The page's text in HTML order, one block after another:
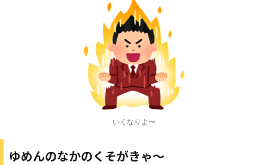
いくなりよ〜
ゆめんのなかのくそがきゃ〜